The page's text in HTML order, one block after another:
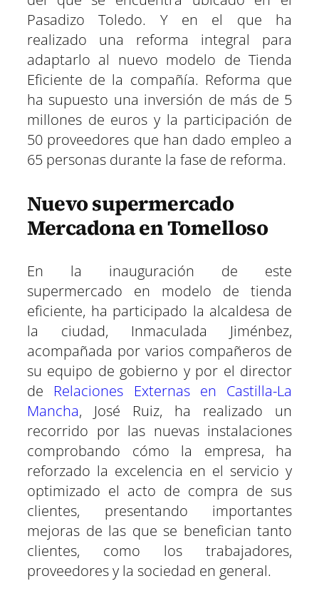
n n
Pasadizo Toledo. Y en el que ha
realizado una reforma integral para
adaptarlo al nuevo modelo de Tienda
Eficiente de la compañía. Reforma que
ha supuesto una inversión de más de 5
millones de euros y la participación de
50 proveedores que han dado empleo a
65 personas durante la fase de reforma.
Nuevo supermercado
Mercadona en Tomelloso
En la inauguración de este
supermercado en modelo de tienda
eficiente, ha participado la alcaldesa de
la ciudad, Inmaculada Jiménbez,
acompañada por varios compañeros de
su equipo de gobierno y por el director
de Relaciones Externas en Castilla-La
Mancha, José Ruiz, ha realizado un
recorrido por las nuevas instalaciones
comprobando cómo la empresa, ha
reforzado la excelencia en el servicio y
optimizado el acto de compra de sus
clientes, presentando importantes
mejoras de las que se benefician tanto
clientes, como los trabajadores,
proveedores y la sociedad en general.